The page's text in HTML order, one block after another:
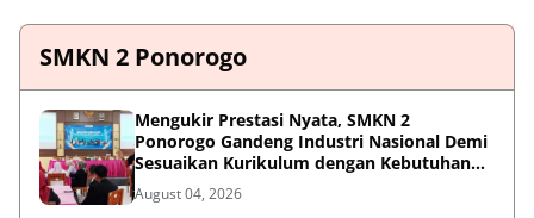
SMKN 2 Ponorogo
Mengukir Prestasi Nyata, SMKN 2
Ponorogo Gandeng Industri Nasional Demi
Sesuaikan Kurikulum dengan Kebutuhan
Dunia Kerja
August 04, 2026